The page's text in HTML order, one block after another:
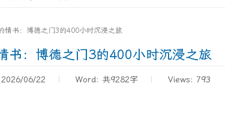
情书：博德之门3的400小时沉浸之旅
书：博德之门3的400小时沉浸之旅
06/22 Word: 共9282字 Views: 793